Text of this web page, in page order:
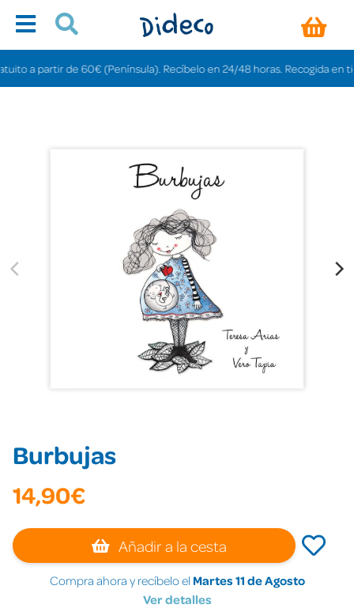
a partir de 60€ (Península). Recíbelo en 24/48 horas. Recogida en
Burbujas
14,90€
Añadir a la cesta
Compra ahora y recíbelo el Martes 11 de Agosto
Ver detalles